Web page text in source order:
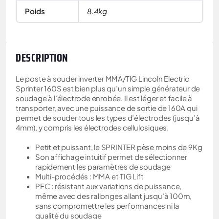
Poids 8.4kg
DESCRIPTION
Le poste à souder inverter MMA/TIG Lincoln Electric
Sprinter 160S est bien plus qu’un simple générateur de
soudage à l’électrode enrobée. Il est léger et facile à
transporter, avec une puissance de sortie de 160A qui
permet de souder tous les types d’électrodes (jusqu’à
4mm), y compris les électrodes cellulosiques.
Petit et puissant, le SPRINTER pèse moins de 9Kg
Son affichage intuitif permet de sélectionner
rapidement les paramètres de soudage
Multi-procédés : MMA et TIG Lift
PFC : résistant aux variations de puissance,
même avec des rallonges allant jusqu’à 100m,
sans compromettre les performances ni la
qualité du soudage